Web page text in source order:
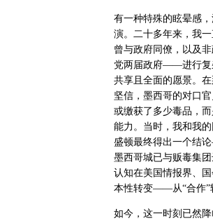
有一种特殊的眩晕感
演。二十多年来，我
曾与政府同僚，以及
党两届政府——进行复
共享且全面的愿景。
坚信，墨西哥的对口
或缴获了多少毒品，
能力。当时，我和我
盛顿最终得出一个结
墨西哥城已与贩毒集
认知在美国情报界、
本性转变——从“合作”
如今，这一时刻已然